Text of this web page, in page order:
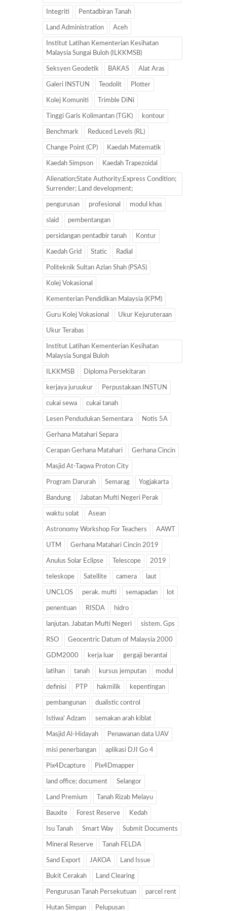
Integriti Pentadbiran Tanah
Land Administration Aceh
Institut Latihan Kementerian Kesihatan
Malaysia Sungai Buloh (ILKKMSB)
Seksyen Geodetik BAKAS Alat Aras
Galeri INSTUN Teodolit Plotter
Kolej Komuniti Trimble DiNi
Tinggi Garis Kolimantan (TGK) kontour
Benchmark Reduced Levels (RL)
Change Point (CP) Kaedah Matematik
Kaedah Simpson Kaedah Trapezoidal
Alienation;State Authority;Express Condition;
Surrender; Land development;
pengurusan profesional modul khas
slaid pembentangan
persidangan pentadbir tanah Kontur
Kaedah Grid Static Radial
Politeknik Sultan Azlan Shah (PSAS)
Kolej Vokasional
Kementerian Pendidikan Malaysia (KPM)
Guru Kolej Vokasional Ukur Kejuruteraan
Ukur Terabas
Institut Latihan Kementerian Kesihatan
Malaysia Sungai Buloh
ILKKMSB Diploma Persekitaran
kerjaya juruukur Perpustakaan INSTUN
cukai sewa cukai tanah
Lesen Pendudukan Sementara Notis 5A
Gerhana Matahari Separa
Cerapan Gerhana Matahari Gerhana Cincin
Masjid At-Taqwa Proton City
Program Darurah Semarag Yogjakarta
Bandung Jabatan Mufti Negeri Perak
waktu solat Asean
Astronomy Workshop For Teachers AAWT
UTM Gerhana Matahari Cincin 2019
Anulus Solar Eclipse Telescope 2019
teleskope Satellite camera laut
UNCLOS perak. mufti semapadan lot
penentuan RISDA hidro
lanjutan. Jabatan Mufti Negeri sistem. Gps
RSO Geocentric Datum of Malaysia 2000
GDM2000 kerja luar gergaji berantai
latihan tanah kursus jemputan modul
definisi PTP hakmilik kepentingan
pembangunan dualistic control
Istiwa' Adzam semakan arah kiblat
Masjid Al-Hidayah Penawanan data UAV
misi penerbangan aplikasi DJI Go 4
Pix4Dcapture Pix4Dmapper
land office; document Selangor
Land Premium Tanah Rizab Melayu
Bauxite Forest Reserve Kedah
Isu Tanah Smart Way Submit Documents
Mineral Reserve Tanah FELDA
Sand Export JAKOA Land Issue
Bukit Cerakah Land Clearing
Pengurusan Tanah Persekutuan parcel rent
Hutan Simpan Pelupusan